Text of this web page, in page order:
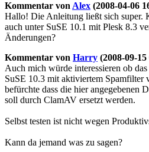
Kommentar von Alex (2008-04-06
Hallo! Die Anleitung ließt sich super.
auch unter SuSE 10.1 mit Plesk 8.3
Änderungen?
Kommentar von Harry (2008-09-
Auch mich würde interessieren ob
SuSE 10.3 mit aktiviertem Spamfilter
befürchte dass die hier angegebenen
soll durch ClamAV ersetzt werden.
Selbst testen ist nicht wegen
Kann da jemand was zu sagen?